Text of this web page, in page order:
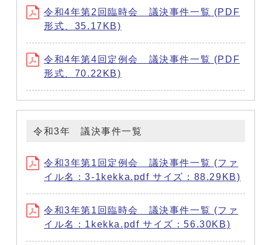
令和4年第2回臨時会 議決事件一覧 (PDF
形式、35.17KB)
令和4年第4回定例会 議決事件一覧 (PDF
形式、70.22KB)
令和3年 議決事件一覧
令和3年第1回定例会 議決事件一覧 (ファ
イル名：3-1kekka.pdf サイズ：88.29KB)
令和3年第1回臨時会 議決事件一覧 (ファ
イル名：1kekka.pdf サイズ：56.30KB)